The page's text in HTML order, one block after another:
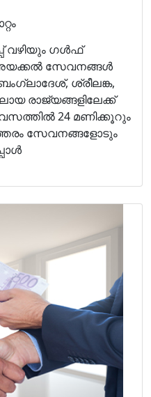
വഴിയും ഗള്‍ഫ്
സേവനങ്ങള്‍
ശ്രീലങ്ക,
രാജ്യങ്ങളിലേക്ക്
24 മണിക്കൂറും
സേവനങ്ങളോടും